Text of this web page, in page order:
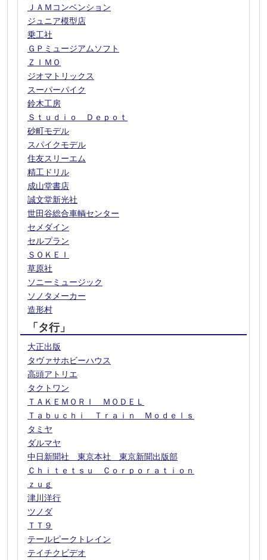
ＪＡＭコンベンション
ジュニア模型店
乗工社
ＧＰミュージアムソフト
ＺＩＭＯ
ジオマトリックス
スーパーパイク
鈴木工房
Ｓｔｕｄｉｏ Ｄｅｐｏｔ
砂町モデル
スパイクモデル
住友スリーエム
精工ドリル
成山堂書店
誠文堂新光社
世田谷総合車輌センター
セメダイン
セルプラン
ＳＯＫＥＩ
草原社
ソニーミュージック
ソノタメーカー
造形村
「タ行」
大正出版
タヴァサホビーハウス
高頭アトリエ
タクトワン
ＴＡＫＥＭＯＲＩ ＭＯＤＥＬ
Ｔａｂｕｃｈｉ Ｔｒａｉｎ Ｍｏｄｅｌｓ
タミヤ
ダルマヤ
中日新聞社 東京本社 東京新聞出版部
Ｃｈｉｔｅｔｓｕ Ｃｏｒｐｏｒａｔｉｏｎ
ｚｕｇ
津川洋行
ツノダ
ＴＴ９
テールピークトレイン
テイチクビデオ